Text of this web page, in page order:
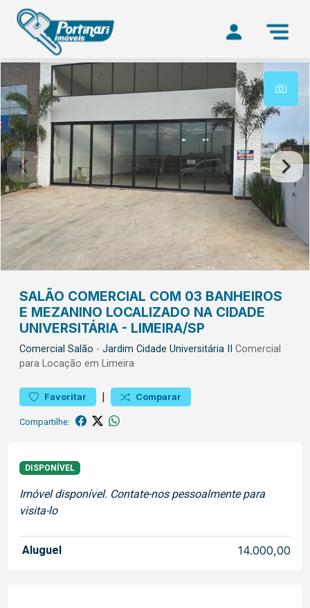
SALÃO COMERCIAL COM 03 BANHEIROS
E MEZANINO LOCALIZADO NA CIDADE
UNIVERSITÁRIA - LIMEIRA/SP
Comercial Salão - Jardim Cidade Universitária II
Comercial
para Locação em Limeira
Favoritar | Comparar
Compartilhe:
DISPONÍVEL
Imóvel disponível. Contate-nos pessoalmente para
visita-lo
Aluguel 14.000,00